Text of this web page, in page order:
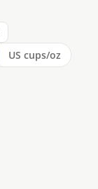
US cups/oz